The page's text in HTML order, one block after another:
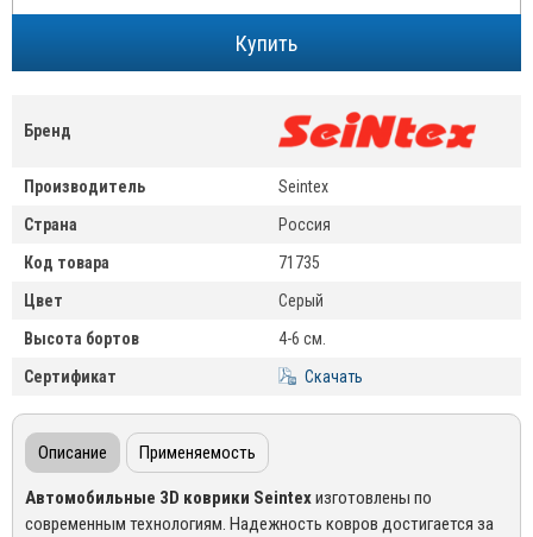
Бренд
Производитель
Seintex
Страна
Россия
Код товара
71735
Цвет
Серый
Высота бортов
4-6 см.
Сертификат
Скачать
Описание Применяемость
Автомобильные 3D коврики Seintexизготовлены по
современным технологиям. Надежность ковров достигается за